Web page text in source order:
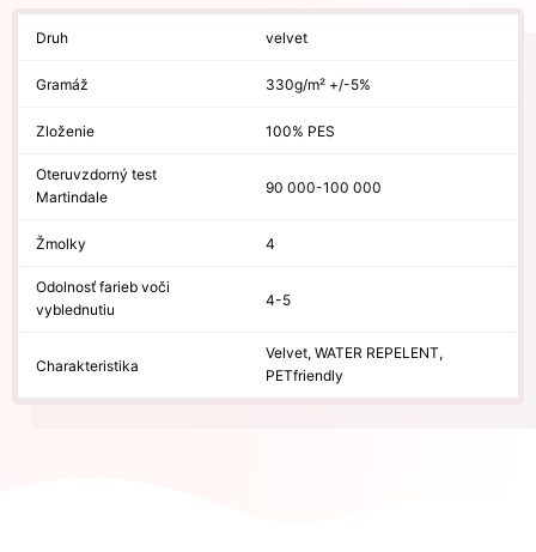
Druh velvet
Gramáž 330g/m² +/-5%
Zloženie 100% PES
Oteruvzdorný test
Martindale
90 000-100 000
Žmolky 4
Odolnosť farieb voči
vyblednutiu
4-5
Charakteristika
Velvet, WATER REPELENT,
PETfriendly